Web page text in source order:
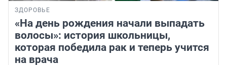
ЗДОРОВЬЕ
«На день рождения начали выпадать
волосы»: история школьницы,
которая победила рак и теперь учится
на врача